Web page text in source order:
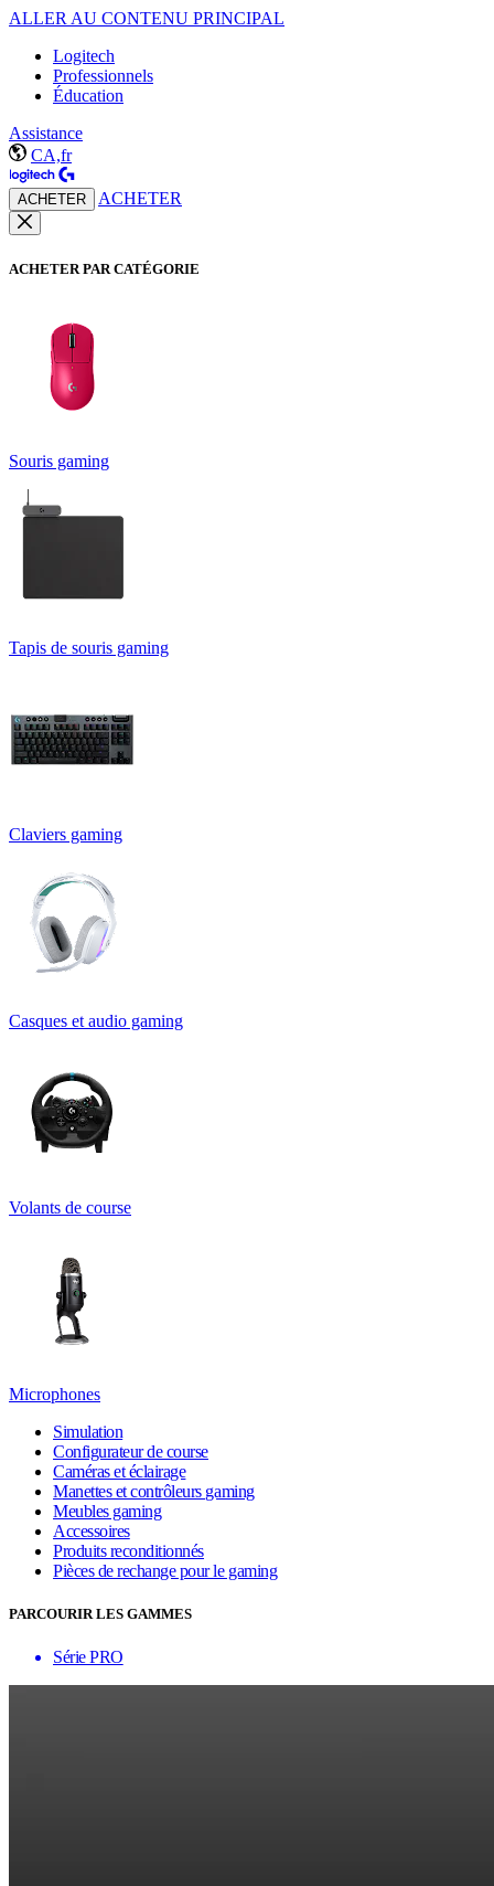
ALLER AU CONTENU PRINCIPAL
Logitech
Professionnels
Éducation
Assistance
CA,fr
ACHETER ACHETER
ACHETER PAR CATÉGORIE
Souris gaming
Tapis de souris gaming
Claviers gaming
Casques et audio gaming
Volants de course
Microphones
Simulation
Configurateur de course
Caméras et éclairage
Manettes et contrôleurs gaming
Meubles gaming
Accessoires
Produits reconditionnés
Pièces de rechange pour le gaming
PARCOURIR LES GAMMES
Série PRO